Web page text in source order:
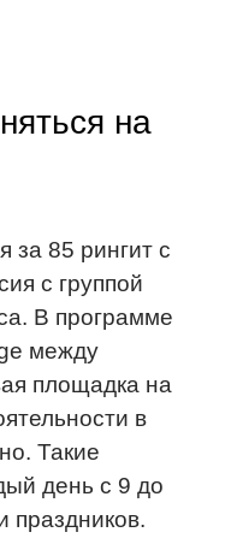
на
за 85 рингит с
с группой
В программе
между
площадка на
в
Такие
день с 9 до
праздников.